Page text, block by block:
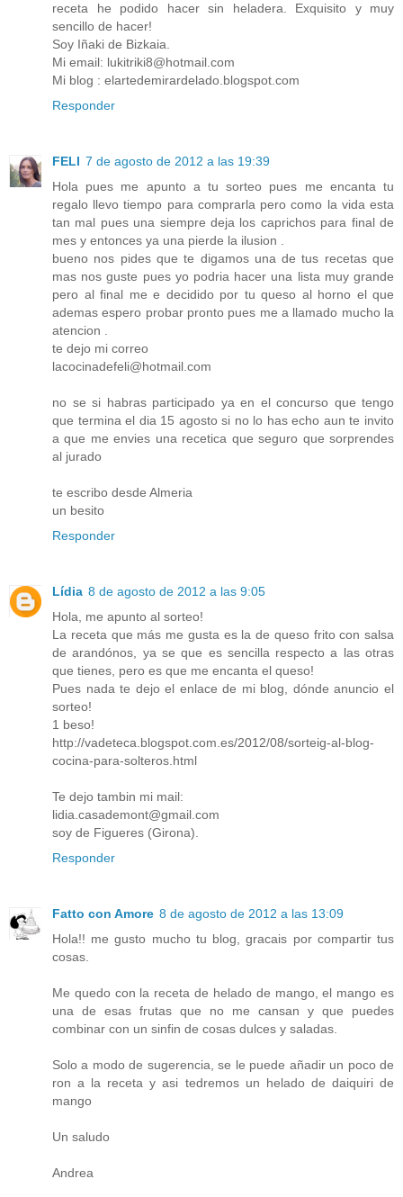
receta he podido hacer sin heladera. Exquisito y muy
sencillo de hacer!
Soy Iñaki de Bizkaia.
Mi email: lukitriki8@hotmail.com
Mi blog : elartedemirardelado.blogspot.com
Responder
FELI 7 de agosto de 2012 a las 19:39
Hola pues me apunto a tu sorteo pues me encanta tu
regalo llevo tiempo para comprarla pero como la vida esta
tan mal pues una siempre deja los caprichos para final de
mes y entonces ya una pierde la ilusion .
bueno nos pides que te digamos una de tus recetas que
mas nos guste pues yo podria hacer una lista muy grande
pero al final me e decidido por tu queso al horno el que
ademas espero probar pronto pues me a llamado mucho la
atencion .
te dejo mi correo
lacocinadefeli@hotmail.com
no se si habras participado ya en el concurso que tengo
que termina el dia 15 agosto si no lo has echo aun te invito
a que me envies una recetica que seguro que sorprendes
al jurado
te escribo desde Almeria
un besito
Responder
Lídia 8 de agosto de 2012 a las 9:05
Hola, me apunto al sorteo!
La receta que más me gusta es la de queso frito con salsa
de arandónos, ya se que es sencilla respecto a las otras
que tienes, pero es que me encanta el queso!
Pues nada te dejo el enlace de mi blog, dónde anuncio el
sorteo!
1 beso!
http://vadeteca.blogspot.com.es/2012/08/sorteig-al-blog-
cocina-para-solteros.html
Te dejo tambin mi mail:
lidia.casademont@gmail.com
soy de Figueres (Girona).
Responder
Fatto con Amore 8 de agosto de 2012 a las 13:09
Hola!! me gusto mucho tu blog, gracais por compartir tus
cosas.
Me quedo con la receta de helado de mango, el mango es
una de esas frutas que no me cansan y que puedes
combinar con un sinfin de cosas dulces y saladas.
Solo a modo de sugerencia, se le puede añadir un poco de
ron a la receta y asi tedremos un helado de daiquiri de
mango
Un saludo
Andrea